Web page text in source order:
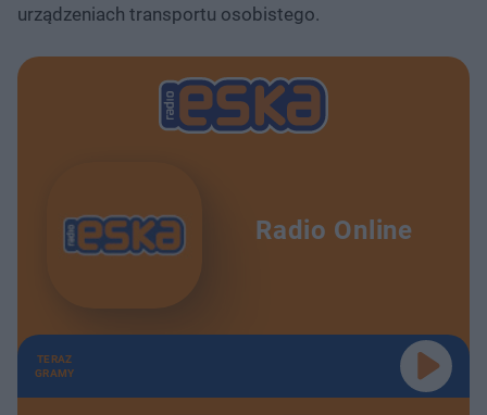
urządzeniach transportu osobistego.
Radio Online
TERAZ
GRAMY